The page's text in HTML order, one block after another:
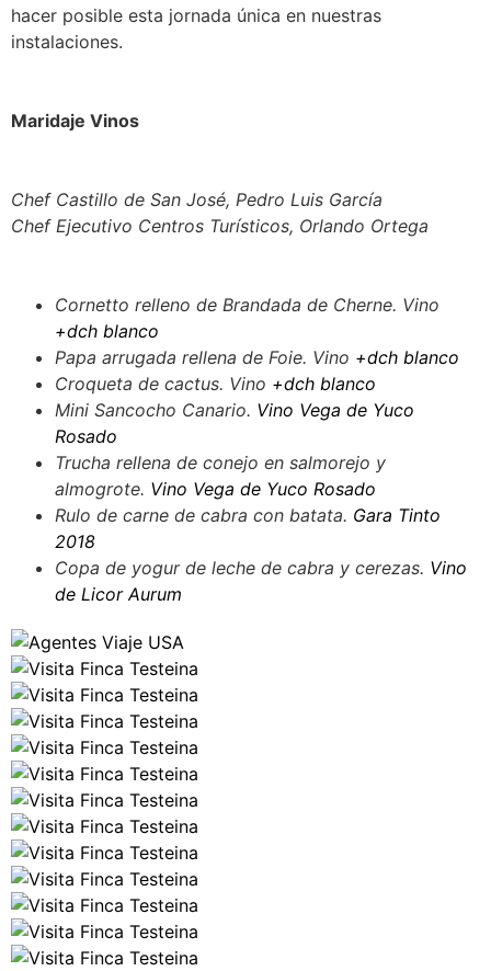
hacer posible esta jornada única en nuestras
instalaciones.
Maridaje Vinos
Chef Castillo de San José, Pedro Luis García
Chef Ejecutivo Centros Turísticos, Orlando Ortega
Cornetto relleno de Brandada de Cherne. Vino
+dch blanco
Papa arrugada rellena de Foie. Vino +dch blanco
Croqueta de cactus. Vino +dch blanco
Mini Sancocho Canario. Vino Vega de Yuco
Rosado
Trucha rellena de conejo en salmorejo y
almogrote. Vino Vega de Yuco Rosado
Rulo de carne de cabra con batata. Gara Tinto
2018
Copa de yogur de leche de cabra y cerezas. Vino
de Licor Aurum